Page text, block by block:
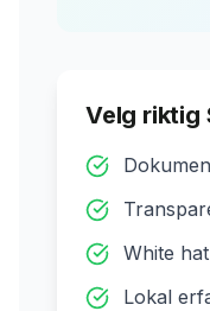
Velg riktig
White
Lokal